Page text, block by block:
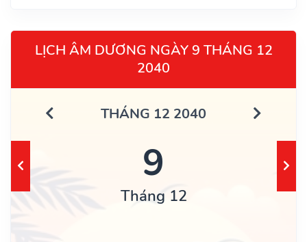
LỊCH ÂM DƯƠNG NGÀY 9 THÁNG 12
2040
THÁNG 12 2040
9
Tháng 12